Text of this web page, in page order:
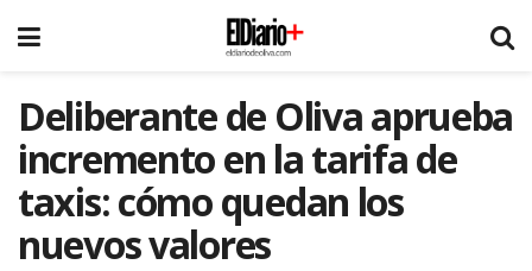
Deliberante de Oliva aprueba
incremento en la tarifa de
taxis: cómo quedan los
nuevos valores